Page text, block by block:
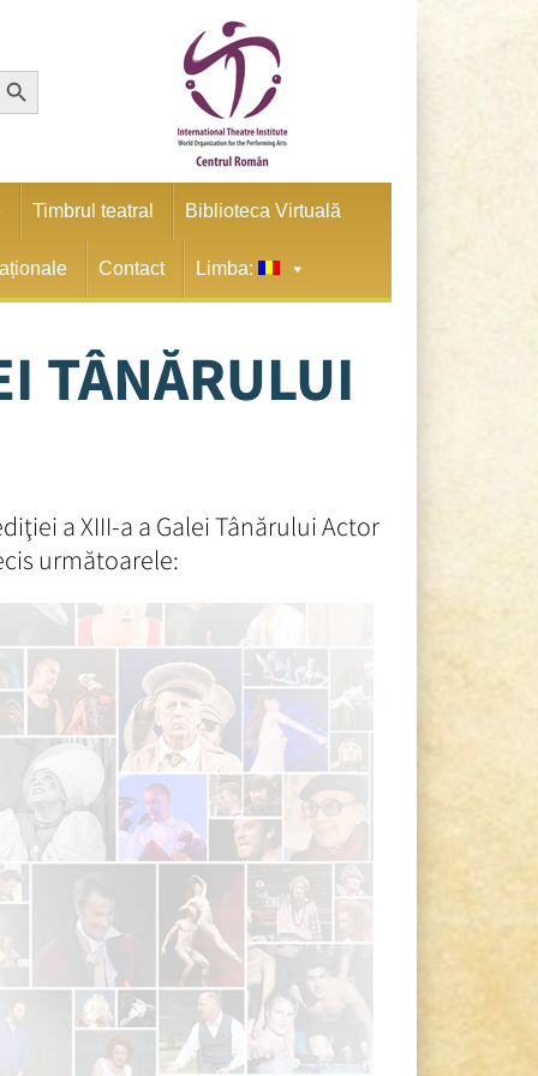
Button
Timbrul teatral Biblioteca Virtuală
Contact Limba:
TÂNĂRULUI
a XIII-a a Galei Tânărului Actor
următoarele: